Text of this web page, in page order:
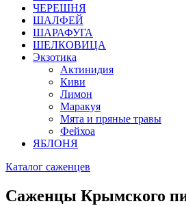
ЧЕРЕШНЯ
ШАЛФЕЙ
ШАРАФУГА
ШЕЛКОВИЦА
Экзотика
Актинидия
Киви
Лимон
Маракуя
Мята и пряные травы
Фейхоа
ЯБЛОНЯ
Каталог саженцев
Саженцы Крымского